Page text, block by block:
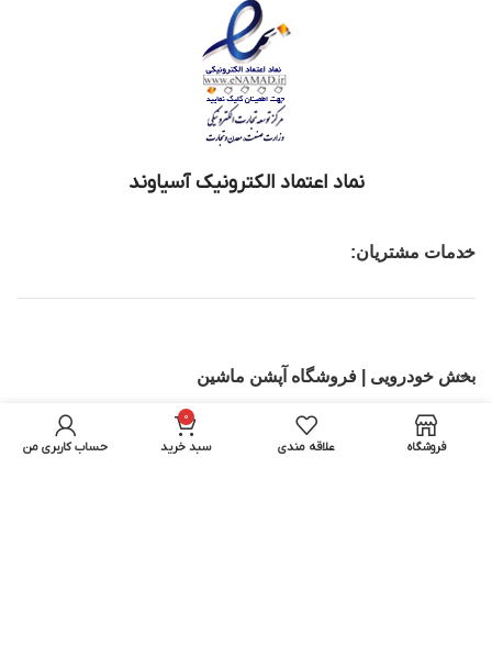
نماد اعتماد الکترونیک آسیاوند
خدمات مشتریان:
بخش خودرویی | فروشگاه آپشن ماشین
تجهیزات IT
فروشگاه علاقه مندی
0
سبد خرید حساب کاربری من